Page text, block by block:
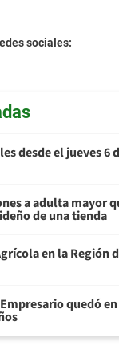
sociales:
desde el jueves
a adulta mayor
de una tienda
en la Región
quedó